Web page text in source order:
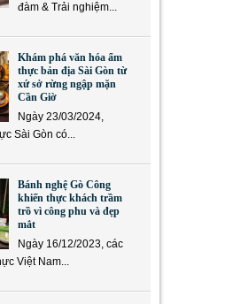
đàm & Trải nghiệm...
Khám phá văn hóa ẩm
thực bản địa Sài Gòn từ
xứ sở rừng ngập mặn
Cần Giờ
Ngày 23/03/2024,
Sài Gòn có...
Bánh nghệ Gò Công
khiến thực khách trầm
trồ vì công phu và đẹp
mắt
Ngày 16/12/2023, các
Việt Nam...